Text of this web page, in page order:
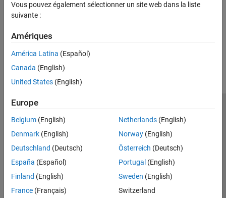
Vous pouvez également sélectionner un site web dans la liste
suivante :
Amériques
América Latina (Español)
Canada (English)
United States (English)
Europe
Belgium (English)
Denmark (English)
Deutschland (Deutsch)
España (Español)
Finland (English)
France (Français)
Netherlands(English)
Norway(English)
Österreich (Deutsch)
Portugal (English)
Sweden (English)
Switzerland
Lutte anti-piratage
Contacts locaux
© 1994-2026 The MathWorks, Inc.